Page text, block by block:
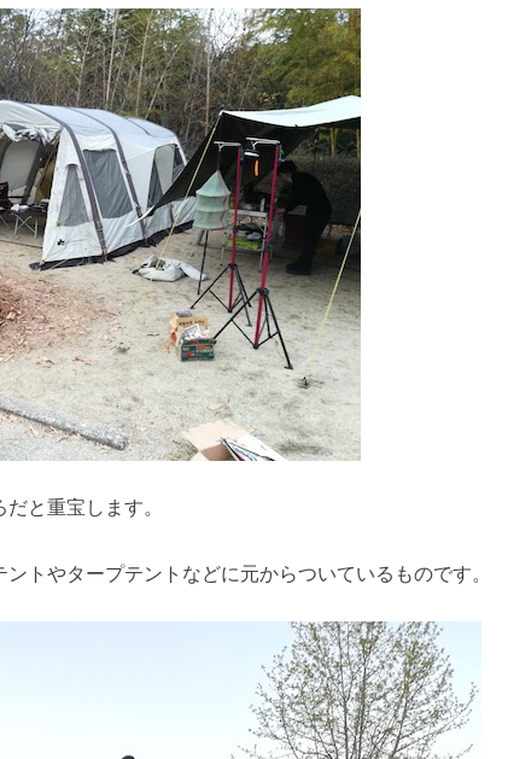
と重宝します。
トやタープテントなどに元からついているものです。